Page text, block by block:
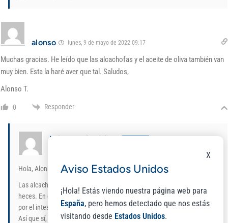
alonso lunes, 9 de mayo de 2022 09:17
Muchas gracias. He leído que las alcachofas y el aceite de oliva también van
muy bien. Esta la haré aver que tal. Saludos,
Alonso T.
0 Responder
Laboratorios Niam
lunes, 9 de mayo de 2022 09:35
Hola, Alonso 🙂.
Las alcachofas son ricas en fibra, que ayuda a dar consistencia a las
heces. En cuanto al aceite de oliva, facilita el movimiento de las heces
por el intestino.
Así que sí, ambos son dos aliados en casos de estreñimiento.
X
Aviso Estados Unidos
¡Hola! Estás viendo nuestra página web para
España, pero hemos detectado que nos estás
visitando desde Estados Unidos.